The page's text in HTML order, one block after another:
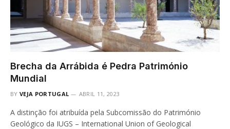
Brecha da Arrábida é Pedra Património
Mundial
BY VEJA PORTUGAL ABRIL 11, 2023
A distinção foi atribuída pela Subcomissão do Património
Geológico da IUGS – International Union of Geological